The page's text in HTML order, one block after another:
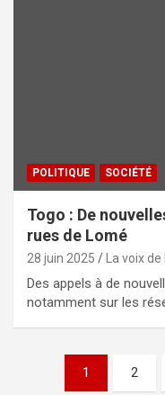
POLITIQUE SOCIÉTÉ
Togo : De
rues de Lomé
28 juin 2025 La voix
Des appels à de
notamment sur les
Pagination
1 2